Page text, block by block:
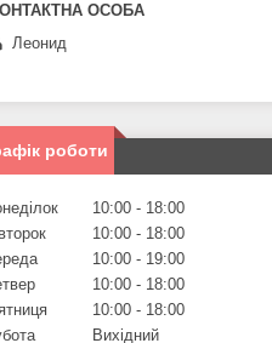
Леонид
роботи
10:00
18:00
10:00
18:00
10:00
19:00
10:00
18:00
10:00
18:00
Вихідний